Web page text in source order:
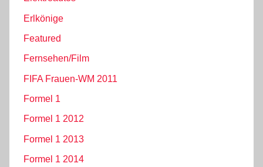
Erlkönige
Featured
Fernsehen/Film
FIFA Frauen-WM 2011
Formel 1
Formel 1 2012
Formel 1 2013
Formel 1 2014